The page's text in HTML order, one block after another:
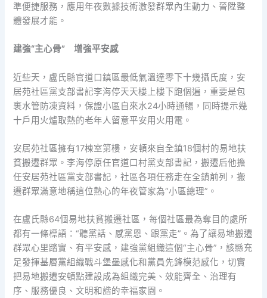
準便捷服務，應用年夜數據技術激發群眾內生動力、晉陞整
體發展才能。
建強“主心骨” 增強平安感
近些天，盧氏縣官道口鎮區最低氣溫達零下十幾攝氏度，安
居苑社區黨支部書記李海停天天樓上樓下跑個遍，重要是包
裹水管防凍資料，保證小區自來水24小時通暢，同時提示幾
十戶用火爐取熱的老年人留意平安用火用電。
安居苑社區擁有17棟室第樓，安頓來自全鎮18個村的易地扶
貧搬遷群眾。李海停原任官道口村黨支部書記，搬遷后他擔
任安居苑社區黨支部書記，社區各項任務走在全鎮前列，搬
遷群眾滿意地稱這位熱心的年夜管家為“小區總理”。
在盧氏縣64個易地扶貧搬遷社區，每個社區最為奪目的處所
都有一條標語：“聽黨話、感黨恩、跟黨走”。為了讓易地搬遷
群眾心里踏實、有平安感，建強黨組織這個“主心骨”，該縣充
足發揮基層黨組織戰斗堡壘感化和黨員先鋒模范感化，切實
把易地搬遷安頓點建設成為組織完美、效能齊全、治理有
序、服務優良、文明和諧的幸福家園。